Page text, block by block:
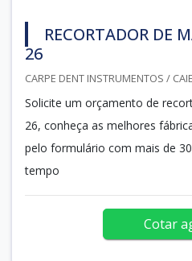
RECORTADOR DE
26
CARPE DENT INSTRUMENTOS /
Solicite um orçamento de
26, conheça as melhores
pelo formulário com mais de
tempo
Cotar